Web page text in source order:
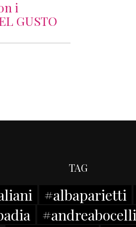
i
GUSTO
TAG
#albaparietti
#andreabocelli